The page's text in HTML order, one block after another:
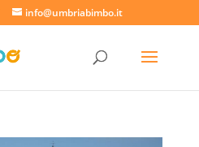
info@umbriabimbo.it